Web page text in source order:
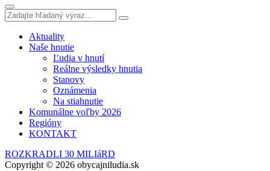
Aktuality
Naše hnutie
Ľudia v hnutí
Reálne výsledky hnutia
Stanovy
Oznámenia
Na stiahnutie
Komunálne voľby 2026
Regióny
KONTAKT
ROZKRADLI 30 MILIáRD
Copyright © 2026 obycajniludia.sk